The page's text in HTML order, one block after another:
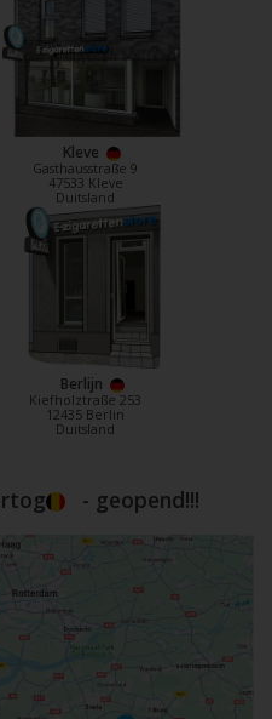
Kleve
Gasthausstraße 9
47533 Kleve
Duitsland
Berlijn
Kiefholztraße 253
12435 Berlin
Duitsland
- geopend!!!